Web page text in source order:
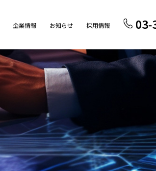
企業情報 お知らせ 採用情報 03-